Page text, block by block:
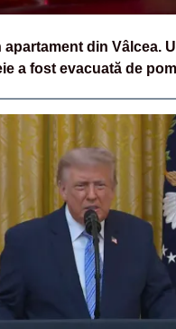
apartament din Vâlcea.
a fost evacuată de